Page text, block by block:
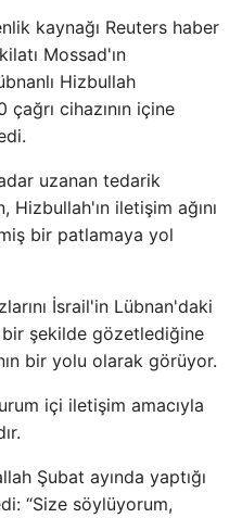
kaynağı Reuters haber
Mossad'ın
Hizbullah
cihazının içine
uzanan tedarik
iletişim ağını
bir patlamaya yol
İsrail'in Lübnan'daki
bir şekilde gözetlediğine
bir yolu olarak görüyor.
içi iletişim amacıyla
Şubat ayında yaptığı
“Size söylüyorum,